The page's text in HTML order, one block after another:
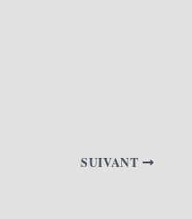
SUIVANT